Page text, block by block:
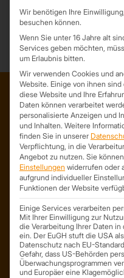
ADRESSE
Trapezprofile Deutschland
ist ein Geschäftsbereich der
On Spot Service GmbH
Söllichauer Straße 7
04356 Leipzig
Mail: info@trapezprofile-
Tel.: +49 341 520 19 139
Wir benötigen Ihre
besuchen können.
Wenn Sie unter 16 Jahre alt
Services geben möchten,
um Erlaubnis bitten.
Wir verwenden Cookies und
Website. Einige von ihnen
diese Website und Ihre
Daten können verarbeitet
personalisierte Anzeigen und
und Inhalten. Weitere
finden Sie in unserer
Verpflichtung, in die
Angebot zu nutzen. Sie
Einstellungen widerrufen oder
aufgrund individueller
Funktionen der Website
Einige Services verarbeiten
Mit Ihrer Einwilligung zur
die Verarbeitung Ihrer Daten in
ein. Der EuGH stuft die USA
Datenschutz nach EU-
Gefahr, dass US-Behörden
Überwachungsprogrammen
und Europäer eine